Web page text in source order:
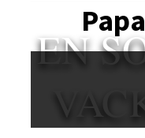
EN